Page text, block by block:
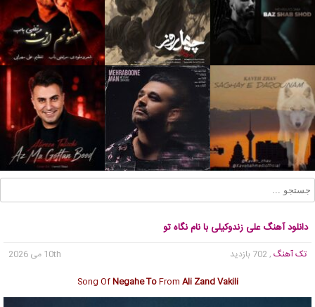
دانلود آهنگ علی زندوکیلی با نام نگاه تو
تک آهنگ , 702 بازدید
10th می 2026
Song OfNegahe ToFrom Ali Zand Vakili